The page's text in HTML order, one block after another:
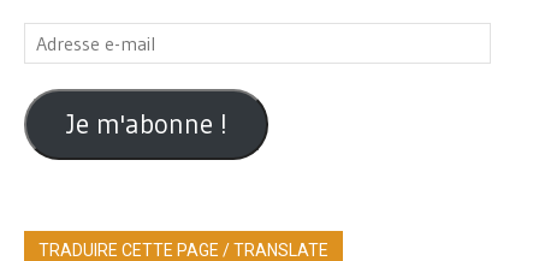
Adresse
e-
mail
Je m'abonne !
TRADUIRE CETTE PAGE / TRANSLATE